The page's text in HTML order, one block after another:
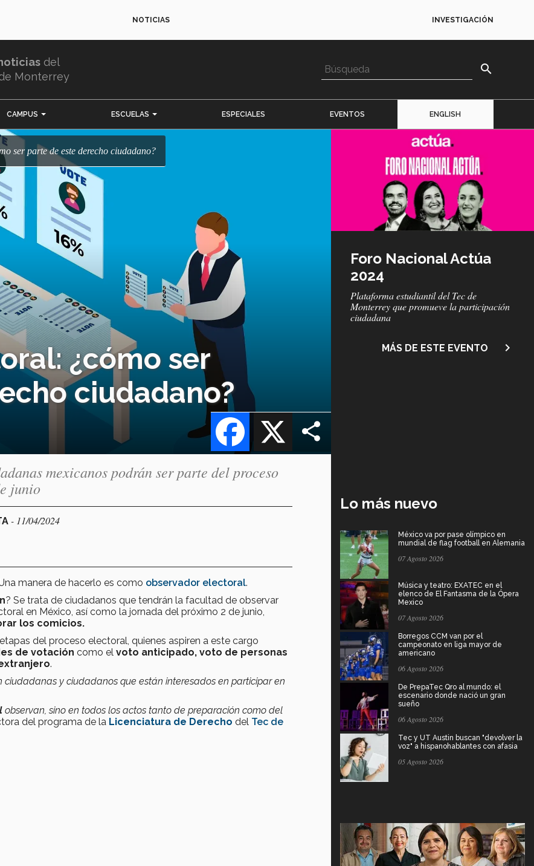
NOTICIAS INVESTIGACIÓN
del
Monterrey
search
CAMPUS ESCUELAS ESPECIALES EVENTOS ENGLISH
ser parte de este derecho ciudadano?
¿cómo ser
ciudadano?
X
Facebook
Foro Nacional Actúa
2024
Subtítulo
Plataforma estudiantil del Tec de
Monterrey que promueve la participación
ciudadana
MÁS DE ESTE EVENTO navigate_next
mexicanos podrán ser parte del proceso
junio
- 11/04/2024
manera de hacerlo es como observador electoral.
? Se trata de ciudadanos que tendrán la facultad de observar
en México, así como la jornada del próximo 2 de junio,
los comicios.
del proceso electoral, quienes aspiren a este cargo
de votación como el voto anticipado, voto de personas
.
ciudadanas y ciudadanos que están interesados en participar en
observan, sino en todos los actos tanto de preparación como del
del programa de la Licenciatura de Derecho del Tec de
Lo más nuevo
México va por pase olímpico en
mundial de flag football en Alemania
07 Agosto 2026
Música y teatro: EXATEC en el
elenco de El Fantasma de la Ópera
Mexico
07 Agosto 2026
Borregos CCM van por el
campeonato en liga mayor de
americano
06 Agosto 2026
De PrepaTec Qro al mundo: el
escenario donde nació un gran
sueño
06 Agosto 2026
Tec y UT Austin buscan "devolver la
voz" a hispanohablantes con afasia
05 Agosto 2026